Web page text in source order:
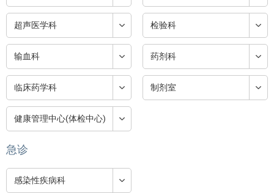
超声医学科 检验科
输血科 药剂科
临床药学科 制剂室
健康管理中心(体检中心)
急诊
感染性疾病科